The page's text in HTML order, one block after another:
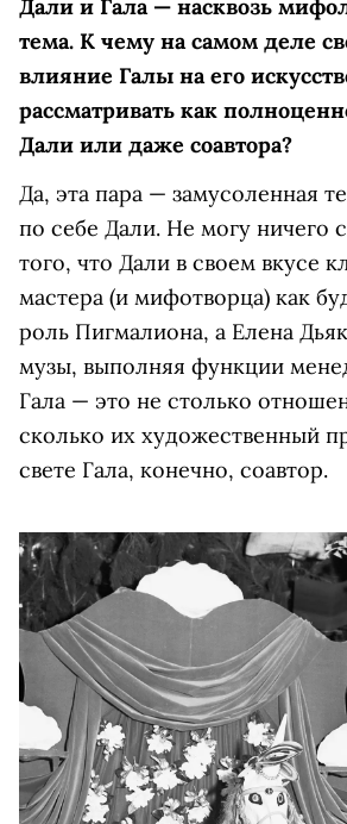
Дали и Гала — насквозь
тема. К чему на самом деле
влияние Галы на его
рассматривать как
Дали или даже соавтора?
Да, эта пара — замусоленная
по себе Дали. Не могу ничего
того, что Дали в своем вкусе
мастера (и мифотворца) как
роль Пигмалиона, а Елена
музы, выполняя функции
Гала — это не столько
сколько их художественный
свете Гала, конечно, соавтор.